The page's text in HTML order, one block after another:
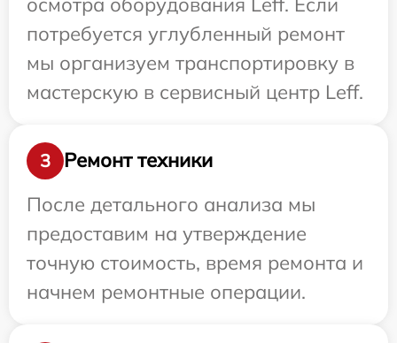
потребуется углубленный ремонт
мы организуем транспортировку в
мастерскую в сервисный центр Leff.
3
Ремонт техники
После детального анализа мы
предоставим на утверждение
точную стоимость, время ремонта и
начнем ремонтные операции.